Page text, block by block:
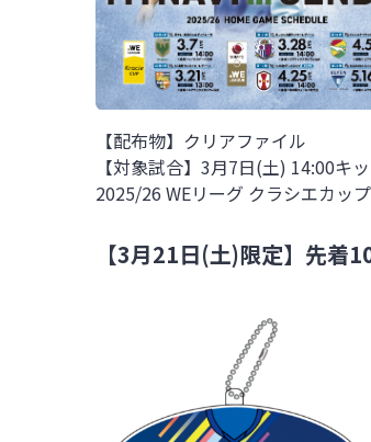
【配布物】クリアファイル
【対象試合】3月7日(土) 14:00キ
2025/26 WEリーグ クラシエカッ
【3月21日(土)限定】先着